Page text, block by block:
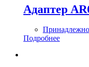
Адаптер
Подробнее